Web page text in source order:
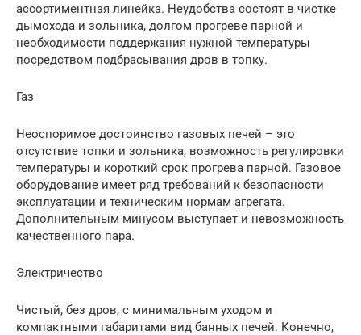
ассортиментная линейка. Неудобства состоят в чистке
дымохода и зольника, долгом прогреве парной и
необходимости поддержания нужной температуры
посредством подбрасывания дров в топку.
Газ
Неоспоримое достоинство газовых печей – это
отсутствие топки и зольника, возможность регулировки
температуры и короткий срок прогрева парной. Газовое
оборудование имеет ряд требований к безопасности
эксплуатации и техническим нормам агрегата.
Дополнительным минусом выступает и невозможность
качественного пара.
Электричество
Чистый, без дров, с минимальным уходом и
компактными габаритами вид банных печей. Конечно,